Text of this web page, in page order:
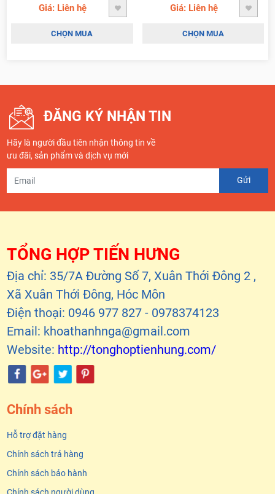
Giá: Liên hệ
CHỌN MUA
Giá: Liên hệ
CHỌN MUA
ĐĂNG KÝ NHẬN TIN
Hãy là người đầu tiên nhận thông tin về
ưu đãi, sản phẩm và dịch vụ mới
TỔNG HỢP TIẾN HƯNG
Địa chỉ: 35/7A Đường Số 7, Xuân Thới Đông 2 ,
Xã Xuân Thới Đông, Hóc Môn
Điện thoại: 0946 977 827 - 0978374123
Email: khoathanhnga@gmail.com
Website: http://tonghoptienhung.com/
Chính sách
Hỗ trợ đặt hàng
Chính sách trả hàng
Chính sách bảo hành
Chính sách người dùng